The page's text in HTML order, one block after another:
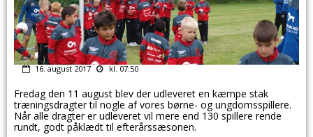
16. august 2017 kl. 07:50
Fredag den 11 august blev der udleveret en kæmpe stak
træningsdragter til nogle af vores børne- og ungdomsspillere.
Når alle dragter er udleveret vil mere end 130 spillere rende
rundt, godt påklædt til efterårssæsonen.